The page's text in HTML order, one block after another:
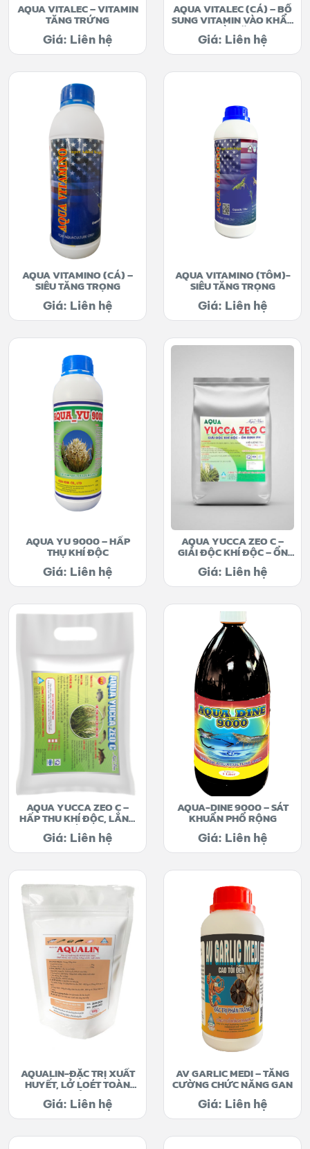
AQUA VITALEC – VITAMIN
TĂNG TRỨNG
Giá: Liên hệ
AQUA VITALEC (CÁ) – BỔ
SUNG VITAMIN VÀO KHẨU
PHẦN ĂN
Giá: Liên hệ
AQUA VITAMINO (CÁ) –
SIÊU TĂNG TRỌNG
Giá: Liên hệ
AQUA VITAMINO (TÔM)-
SIÊU TĂNG TRỌNG
Giá: Liên hệ
AQUA YU 9000 – HẤP
THỤ KHÍ ĐỘC
Giá: Liên hệ
AQUA YUCCA ZEO C –
GIẢI ĐỘC KHÍ ĐỘC – ỔN
ĐỊNH PH
Giá: Liên hệ
AQUA YUCCA ZEO C –
HẤP THU KHÍ ĐỘC, LẮNG
TỤ MÙN BÃ
Giá: Liên hệ
AQUA-DINE 9000 – SÁT
KHUẨN PHỔ RỘNG
Giá: Liên hệ
AQUALIN-ĐẶC TRỊ XUẤT
HUYẾT, LỞ LOÉT TOÀN
THÂN
Giá: Liên hệ
AV GARLIC MEDI – TĂNG
CƯỜNG CHỨC NĂNG GAN
Giá: Liên hệ